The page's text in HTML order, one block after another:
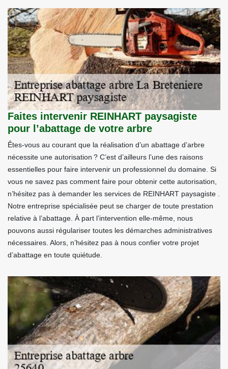
Faites intervenir REINHART paysagiste
pour l’abattage de votre arbre
Êtes-vous au courant que la réalisation d’un abattage d’arbre
nécessite une autorisation ? C’est d’ailleurs l’une des raisons
essentielles pour faire intervenir un professionnel du domaine. Si
vous ne savez pas comment faire pour obtenir cette autorisation,
n’hésitez pas à demander les services de REINHART paysagiste .
Notre entreprise spécialisée peut se charger de toute prestation
relative à l’abattage. À part l’intervention elle-même, nous
pouvons aussi régulariser toutes les démarches administratives
nécessaires. Alors, n’hésitez pas à nous confier votre projet
d’abattage en toute quiétude.